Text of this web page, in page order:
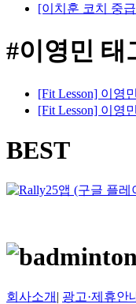
[이치훈 코치 중
#이영민 태
[Fit Lesson] 이영
[Fit Lesson] 이영
BEST
회사소개 | 광고·제휴안